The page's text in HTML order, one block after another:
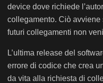
device dove richiede
collegamento. Ciò avviene
futuri collegamenti non
L’ultima release del
errore di codice che crea
da vita alla richiesta di